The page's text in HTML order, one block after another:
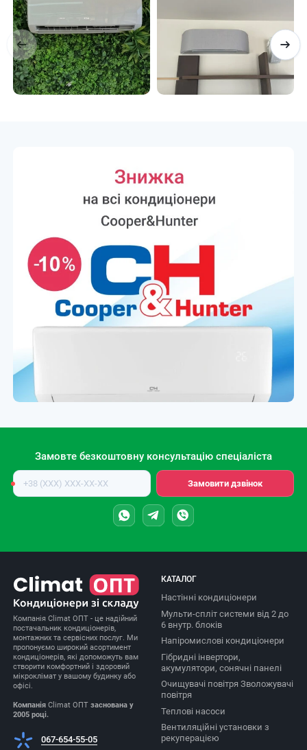
Замовте безкоштовну консультацію спеціаліста
Номер
телефону
Замовити дзвінок
Компанія Climat ОПТ - це надійний
постачальник кондиціонерів,
монтажних та сервісних послуг. Ми
пропонуємо широкий асортимент
кондиціонерів, які допоможуть вам
створити комфортний і здоровий
мікроклімат у вашому будинку або
офісі.
Компанія Climat ОПТзаснована у
2005 році.
067-654-55-05
КАТАЛОГ
Настінні кондиціонери
Мульти-спліт системи від 2 до
6 внутр. блоків
Напіромислові кондиціонери
Гібридні інвертори,
акумулятори, сонячні панелі
Очищувачі повітря Зволожувачі
повітря
Теплові насоси
Вентиляційні установки з
рекуперацією